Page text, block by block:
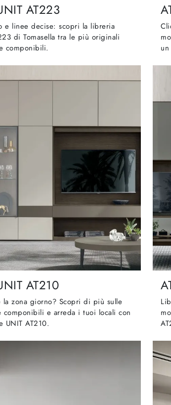
AT223
e linee decise: scopri la libreria
di Tomasella tra le più originali
componibili.
AT210
la zona giorno? Scopri di più sulle
componibili e arreda i tuoi locali con
UNIT AT210.